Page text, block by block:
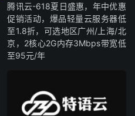
腾讯云-618夏日盛惠，年中优惠
促销活动，爆品轻量云服务器低
至1.8折，可选地区广州/上海/北
京，2核心2G内存3Mbps带宽低
至95元/年